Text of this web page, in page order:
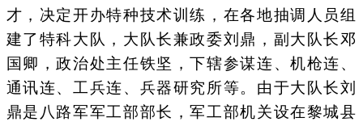
才，决定开办特种技术训练，在各地抽调人员组
建了特科大队，大队长兼政委刘鼎，副大队长邓
国卿，政治处主任铁坚，下辖参谋连、机枪连、
通讯连、工兵连、兵器研究所等。由于大队长刘
鼎是八路军军工部部长，军工部机关设在黎城县